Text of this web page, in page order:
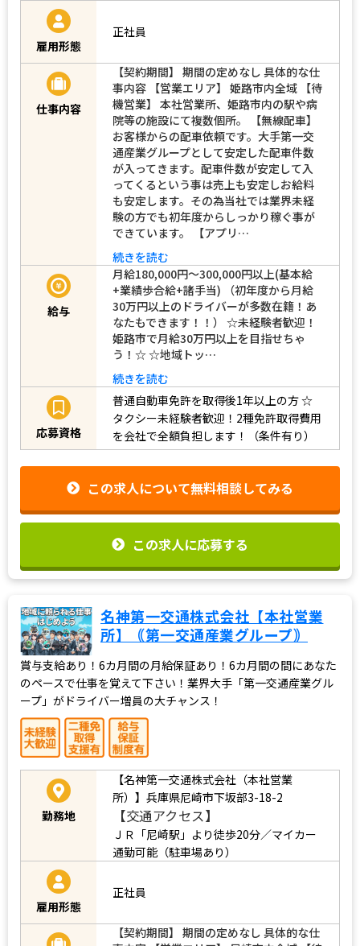
雇用形態
正社員
仕事内容
【契約期間】 期間の定めなし 具体的な仕
事内容 【営業エリア】 姫路市内全域 【待
機営業】 本社営業所、姫路市内の駅や病
院等の施設にて複数個所。 【無線配車】
お客様からの配車依頼です。大手第一交
通産業グループとして安定した配車件数
が入ってきます。配車件数が安定して入
ってくるという事は売上も安定しお給料
も安定します。その為当社では業界未経
験の方でも初年度からしっかり稼ぐ事が
できています。 【アプリ…
続きを読む
給与
月給180,000円～300,000円以上(基本給
+業績歩合給+諸手当) （初年度から月給
30万円以上のドライバーが多数在籍！あ
なたもできます！！） ☆未経験者歓迎！
姫路市で月給30万円以上を目指せちゃ
う！☆ ☆地域トッ…
続きを読む
応募資格
普通自動車免許を取得後1年以上の方☆
タクシー未経験者歓迎！2種免許取得費用
を会社で全額負担します！（条件有り）
この求人について無料相談してみる
この求人に応募する
名神第一交通株式会社【本社営業
所】｟第一交通産業グループ｠
賞与支給あり！6カ月間の月給保証あり！6カ月間の間にあなた
のペースで仕事を覚えて下さい！業界大手「第一交通産業グル
ープ」がドライバー増員の大チャンス！
勤務地
【名神第一交通株式会社（本社営業
所）】兵庫県尼崎市下坂部3-18-2
【交通アクセス】
ＪＲ「尼崎駅」より徒歩20分／マイカー
通勤可能（駐車場あり）
雇用形態
正社員
【契約期間】 期間の定めなし 具体的な仕